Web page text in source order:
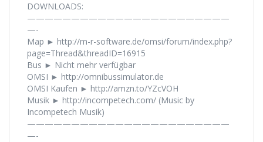
DOWNLOADS:
———————————————————————
—-
Map ► http://m-r-software.de/omsi/forum/index.php?
page=Thread&threadID=16915
Bus ► Nicht mehr verfügbar
OMSI ► http://omnibussimulator.de
OMSI Kaufen ► http://amzn.to/YZcVOH
Musik ► http://incompetech.com/ (Music by
Incompetech Musik)
———————————————————————
—-